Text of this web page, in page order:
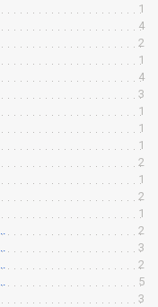
1
4
2
1
4
3
1
1
1
2
1
2
1
2
3
2
5
3